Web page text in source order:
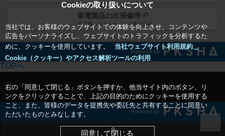
Cookieの取り扱いについて
当社では、お客様のウェブサイトでの体験を向上させ、コンテンツや
広告をパーソナライズし、ウェブサイトのトラフィックを分析するた
めに、クッキーを使用しています。
当社ウェブサイト利用規約＿
Cookie（クッキー）やアクセス解析ツールの利用
右の「同意して閉じる」ボタンを押すか、他当サイト内のボタン、リ
ンクをクリックすることで、上記の目的のためにクッキーを使用する
こと、また、皆様のデータを提携先や委託先と共有することに同意い
ただいたものとみなします。
同意して閉じる
家電製品の出張修理
（三菱電機システムサービス株式会社）
Powered by
TOPへ
Powered by